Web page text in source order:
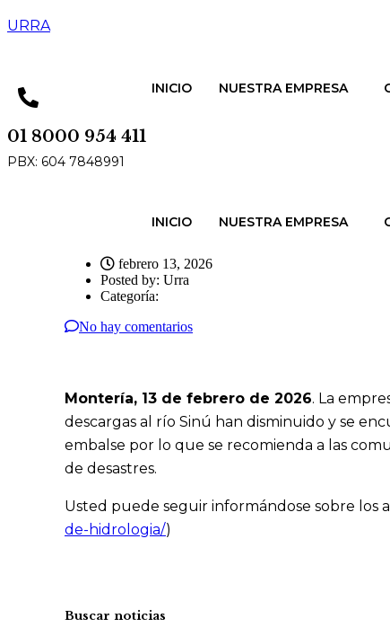
URRA
INICIO NUESTRA EMPRESA
01 8000 954 411
PBX: 604 7848991
INICIO NUESTRA EMPRESA
febrero 13, 2026
Posted by: Urra
Categoría:
No hay comentarios
Montería, 13 de febrero de 2026. La
descargas al río Sinú han disminuido y se
embalse por lo que se recomienda a las
de desastres.
Usted puede seguir informándose sobre los
de-hidrologia/)
Buscar noticias